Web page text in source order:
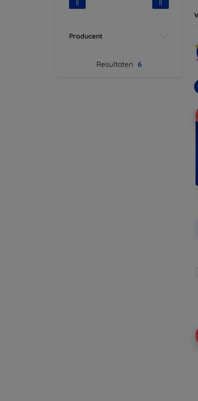
Producent
Resultaten 6